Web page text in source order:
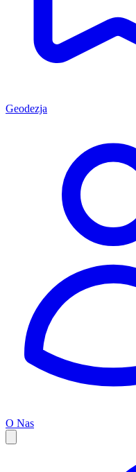
Geodezja
O Nas